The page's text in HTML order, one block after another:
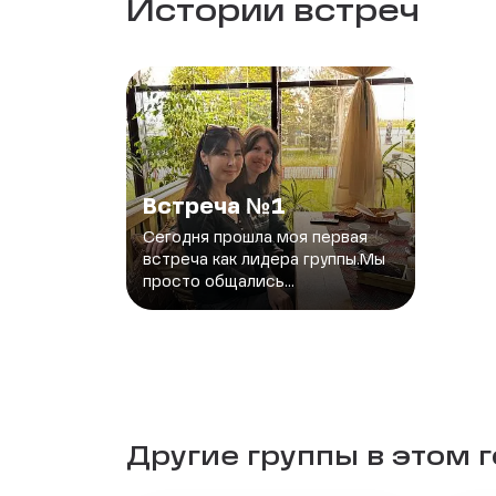
Истории встреч
Встреча №1
Сегодня прошла моя первая
встреча как лидера группы.Мы
просто общались...
Другие группы в этом